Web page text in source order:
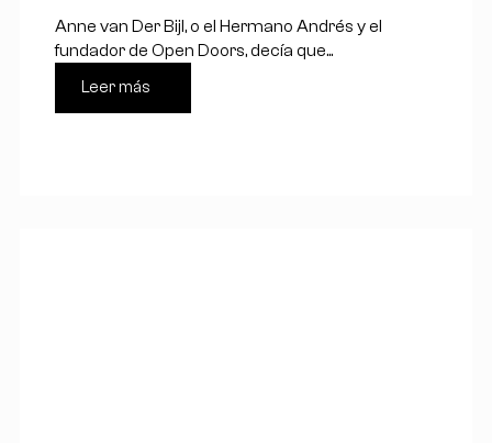
Anne van Der Bijl, o el Hermano Andrés y el
fundador de Open Doors, decía que...
Leer más